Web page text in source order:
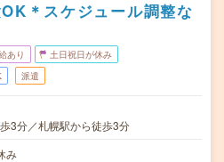
＊スケジュール調整な
あり 土日祝日が休み
派遣
3分／札幌駅から徒歩3分
み